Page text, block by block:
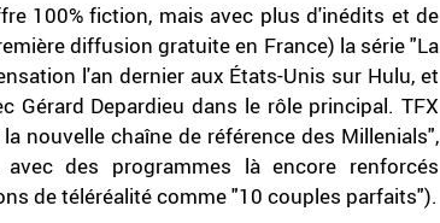
100% fiction, mais avec plus d'inédits et de
diffusion gratuite en France) la série "La
l'an dernier aux États-Unis sur Hulu, et
Gérard Depardieu dans le rôle principal. TFX
nouvelle chaîne de référence des Millenials",
des programmes là encore renforcés
de téléréalité comme "10 couples parfaits").